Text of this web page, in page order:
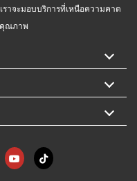
าจะมอบบริการที่เหนือความคาด
ณภาพ